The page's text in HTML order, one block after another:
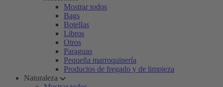
Mostrar todos
Bags
Botellas
Libros
Otros
Paraguas
Pequeña marroquinería
Productos de fregado y de limpieza
Naturaleza